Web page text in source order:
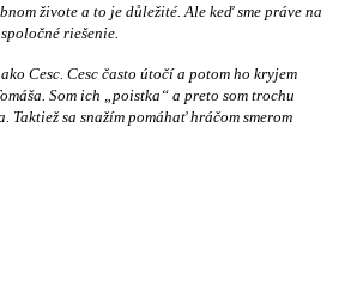
živote a to je důležité. Ale keď sme práve na
riešenie.
Cesc. Cesc často útočí a potom ho kryjem
Som ich „poistka“ a preto som trochu
Taktiež sa snažím pomáhať hráčom smerom